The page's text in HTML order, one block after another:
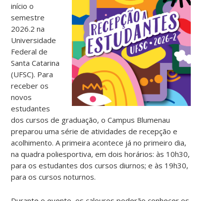
início o
semestre
2026.2 na
Universidade
Federal de
Santa Catarina
(UFSC). Para
receber os
novos
estudantes
dos cursos de graduação, o Campus Blumenau
preparou uma série de atividades de recepção e
acolhimento. A primeira acontece já no primeiro dia,
na quadra poliesportiva, em dois horários: às 10h30,
para os estudantes dos cursos diurnos; e às 19h30,
para os cursos noturnos.